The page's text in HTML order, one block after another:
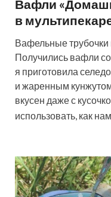
Вафли
в
Вафельные трубочки
Получились вафли
я приготовила
и жаренным
вкусен даже с
использовать, как